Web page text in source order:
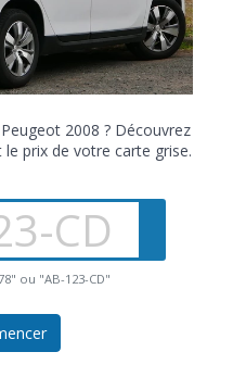
2008 ? Découvrez
prix de votre carte grise.
ou "AB-123-CD"